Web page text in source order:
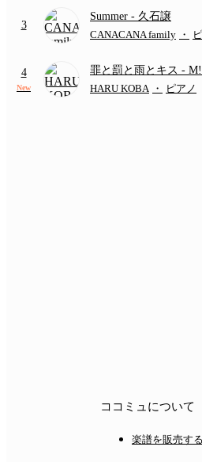
3
Summer - 久石譲
CANACANA family ・
4
New
罪と罰と雨とキス -
HARU KOBA
・ ピアノ
ココミュについて
楽譜を販売する